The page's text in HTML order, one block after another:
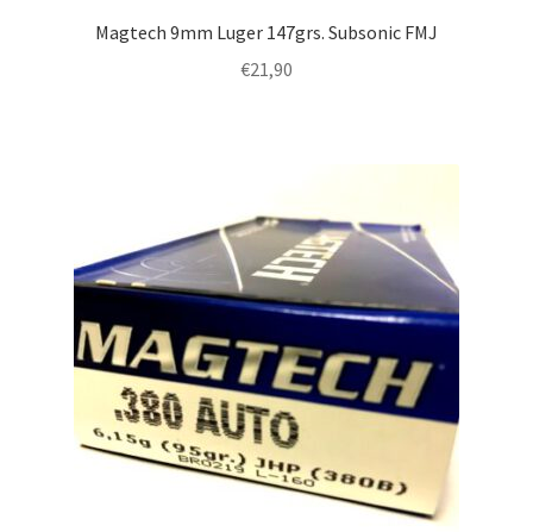
Magtech 9mm Luger 147grs. Subsonic FMJ
€21,90